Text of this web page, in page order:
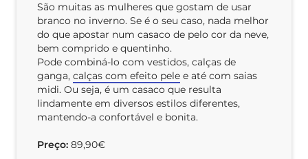
São muitas as mulheres que gostam de usar
branco no inverno. Se é o seu caso, nada melhor
do que apostar num casaco de pelo cor da neve,
bem comprido e quentinho.
Pode combiná-lo com vestidos, calças de
ganga, calças com efeito pele e até com saias
midi. Ou seja, é um casaco que resulta
lindamente em diversos estilos diferentes,
mantendo-a confortável e bonita.
Preço: 89,90€